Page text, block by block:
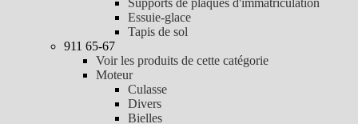
Supports de plaques d'immatriculation
Essuie-glace
Tapis de sol
911 65-67
Voir les produits de cette catégorie
Moteur
Culasse
Divers
Bielles